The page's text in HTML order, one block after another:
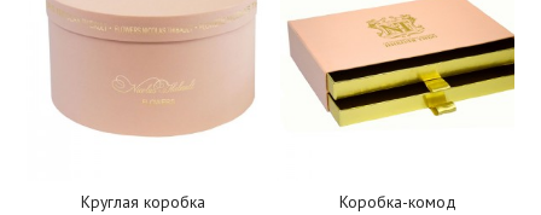
Круглая коробка Коробка-комод